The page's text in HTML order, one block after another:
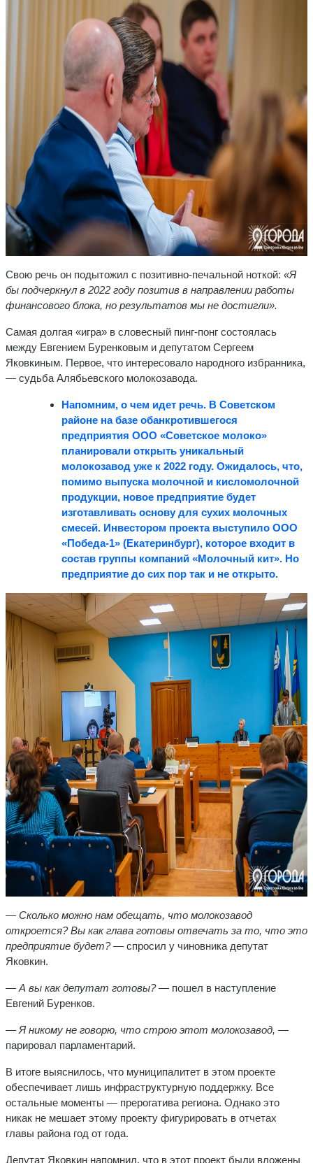
Свою речь он подытожил с позитивно-печальной ноткой: «Я
бы подчеркнул в 2022 году позитив в направлении работы
финансового блока, но результатов мы не достигли».
Самая долгая «игра» в словесный пинг-понг состоялась
между Евгением Буренковым и депутатом Сергеем
Яковкиным. Первое, что интересовало народного избранника,
— судьба Алябьевского молокозавода.
Напомним, о чем идет речь. В Советском
районе на базе обанкротившегося
предприятия ООО «Советское молоко»
планировали открыть уникальный
молокозавод уже к 2022 году. Ожидалось, что,
помимо выпуска молочной и кисломолочной
продукции, новое предприятие будет
изготавливать основу для сухих молочных
смесей. Инвестором проекта выступило ООО
«Победа-1» (Екатеринбург), которое входит в
состав группы компаний «Молочный кит». Но
предприятие до сих пор так и не открыто.
— Сколько можно нам обещать, что молокозавод
откроется? Вы как глава готовы отвечать за то, что это
предприятие будет?— спросил у чиновника депутат
Яковкин.
— А вы как депутат готовы? — пошел в наступление
Евгений Буренков.
— Я никому не говорю, что строю этот молокозавод, —
парировал парламентарий.
В итоге выяснилось, что муниципалитет в этом проекте
обеспечивает лишь инфраструктурную поддержку. Все
остальные моменты — прерогатива региона. Однако это
никак не мешает этому проекту фигурировать в отчетах
главы района год от года.
Депутат Яковкин напомнил, что в этот проект были вложены